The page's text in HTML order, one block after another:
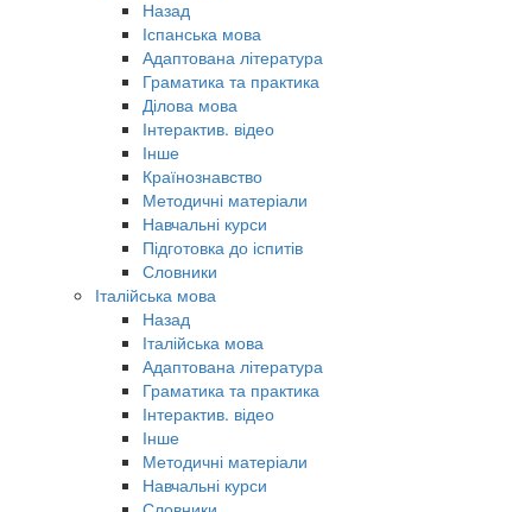
Назад
Іспанська мова
Адаптована література
Граматика та практика
Ділова мова
Інтерактив. відео
Інше
Країнознавство
Методичні матеріали
Навчальні курси
Підготовка до іспитів
Словники
Італійська мова
Назад
Італійська мова
Адаптована література
Граматика та практика
Інтерактив. відео
Інше
Методичні матеріали
Навчальні курси